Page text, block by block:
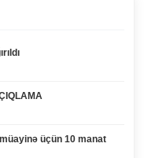
üçün 10 manat